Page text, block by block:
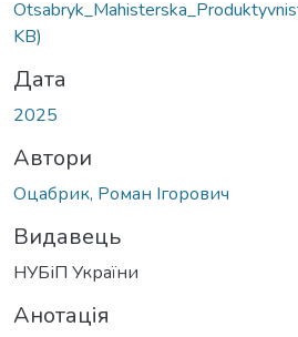
KB)
Дата
2025
Автори
Оцабрик, Роман Ігорович
Видавець
НУБіП України
Анотація